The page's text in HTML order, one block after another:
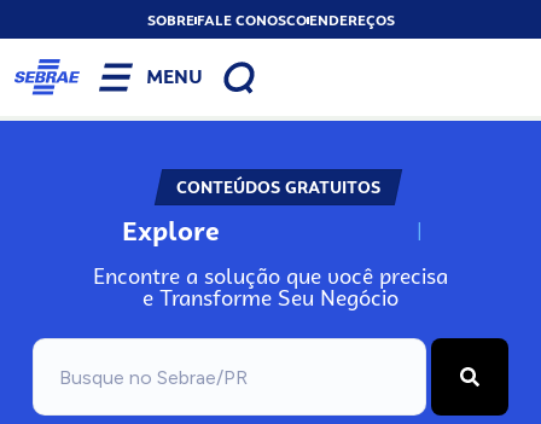
SOBREFALE CONOSCOENDEREÇOS
MENU
CONTEÚDOS GRATUITOS
Explore N
Encontre a solução que você precisa
e Transforme Seu Negócio